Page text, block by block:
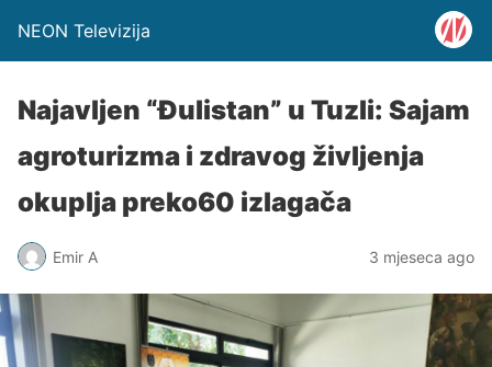
NEON Televizija
Najavljen “Đulistan” u Tuzli: Sajam
agroturizma i zdravog življenja
okuplja preko60 izlagača
Emir A 3 mjeseca ago